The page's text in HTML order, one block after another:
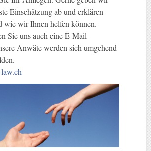
Einschätzung ab und erklären
wie wir Ihnen helfen können.
Sie uns auch eine E-Mail
Anwäte werden sich umgehend